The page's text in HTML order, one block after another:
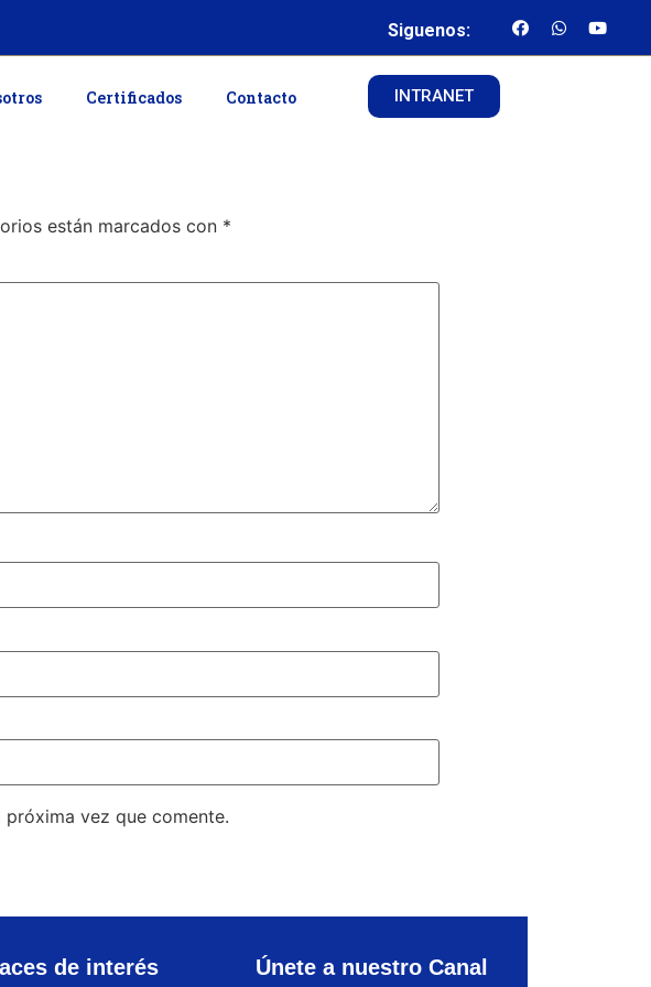
Siguenos:
Certificados Contacto INTRANET
están marcados con *
vez que comente.
de interés Únete a nuestro Canal